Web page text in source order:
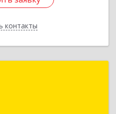
контакты
Мытищи г, Мира ул,